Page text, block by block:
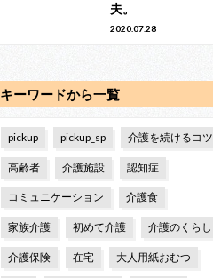
夫。
2020.07.28
キーワードから一覧
pickup pickup_sp 介護を続けるコツ
高齢者 介護施設 認知症
コミュニケーション 介護食
家族介護 初めて介護 介護のくらし
介護保険 在宅 大人用紙おむつ